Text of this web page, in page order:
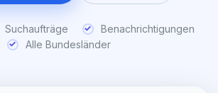
Suchaufträge
Benachrichtigungen
Alle Bundesländer